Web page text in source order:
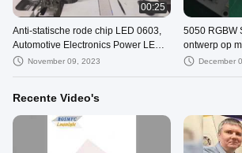
00:25
Anti-statische rode chip LED 0603,
Automotive Electronics Power LED
SMD 1608
November 09, 2023
5050 RGBW
ontwerp op
December
Recente Video's